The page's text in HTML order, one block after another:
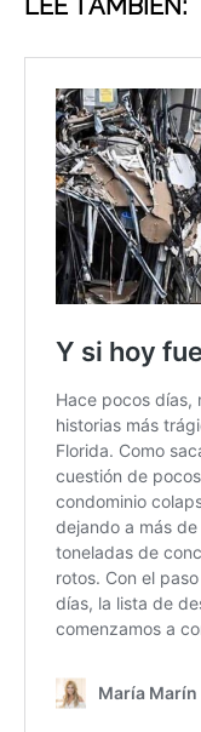
LEE TAMBIÉN: